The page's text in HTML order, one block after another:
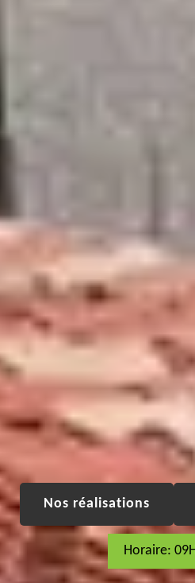
Nos réalisations
Horaire: